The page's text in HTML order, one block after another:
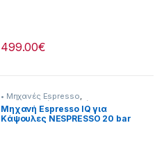
499.00€
• Μηχανές Espresso,
Προετοιμασία Πρωινού
Μηχανή Espresso IQ για
Κάψουλες NESPRESSO 20 bar